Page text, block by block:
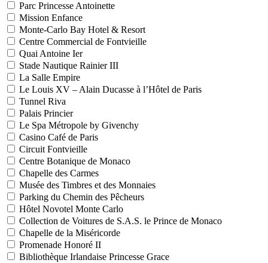
Parc Princesse Antoinette
Mission Enfance
Monte-Carlo Bay Hotel & Resort
Centre Commercial de Fontvieille
Quai Antoine Ier
Stade Nautique Rainier III
La Salle Empire
Le Louis XV – Alain Ducasse à l’Hôtel de Paris
Tunnel Riva
Palais Princier
Le Spa Métropole by Givenchy
Casino Café de Paris
Circuit Fontvieille
Centre Botanique de Monaco
Chapelle des Carmes
Musée des Timbres et des Monnaies
Parking du Chemin des Pêcheurs
Hôtel Novotel Monte Carlo
Collection de Voitures de S.A.S. le Prince de Monaco
Chapelle de la Miséricorde
Promenade Honoré II
Bibliothèque Irlandaise Princesse Grace